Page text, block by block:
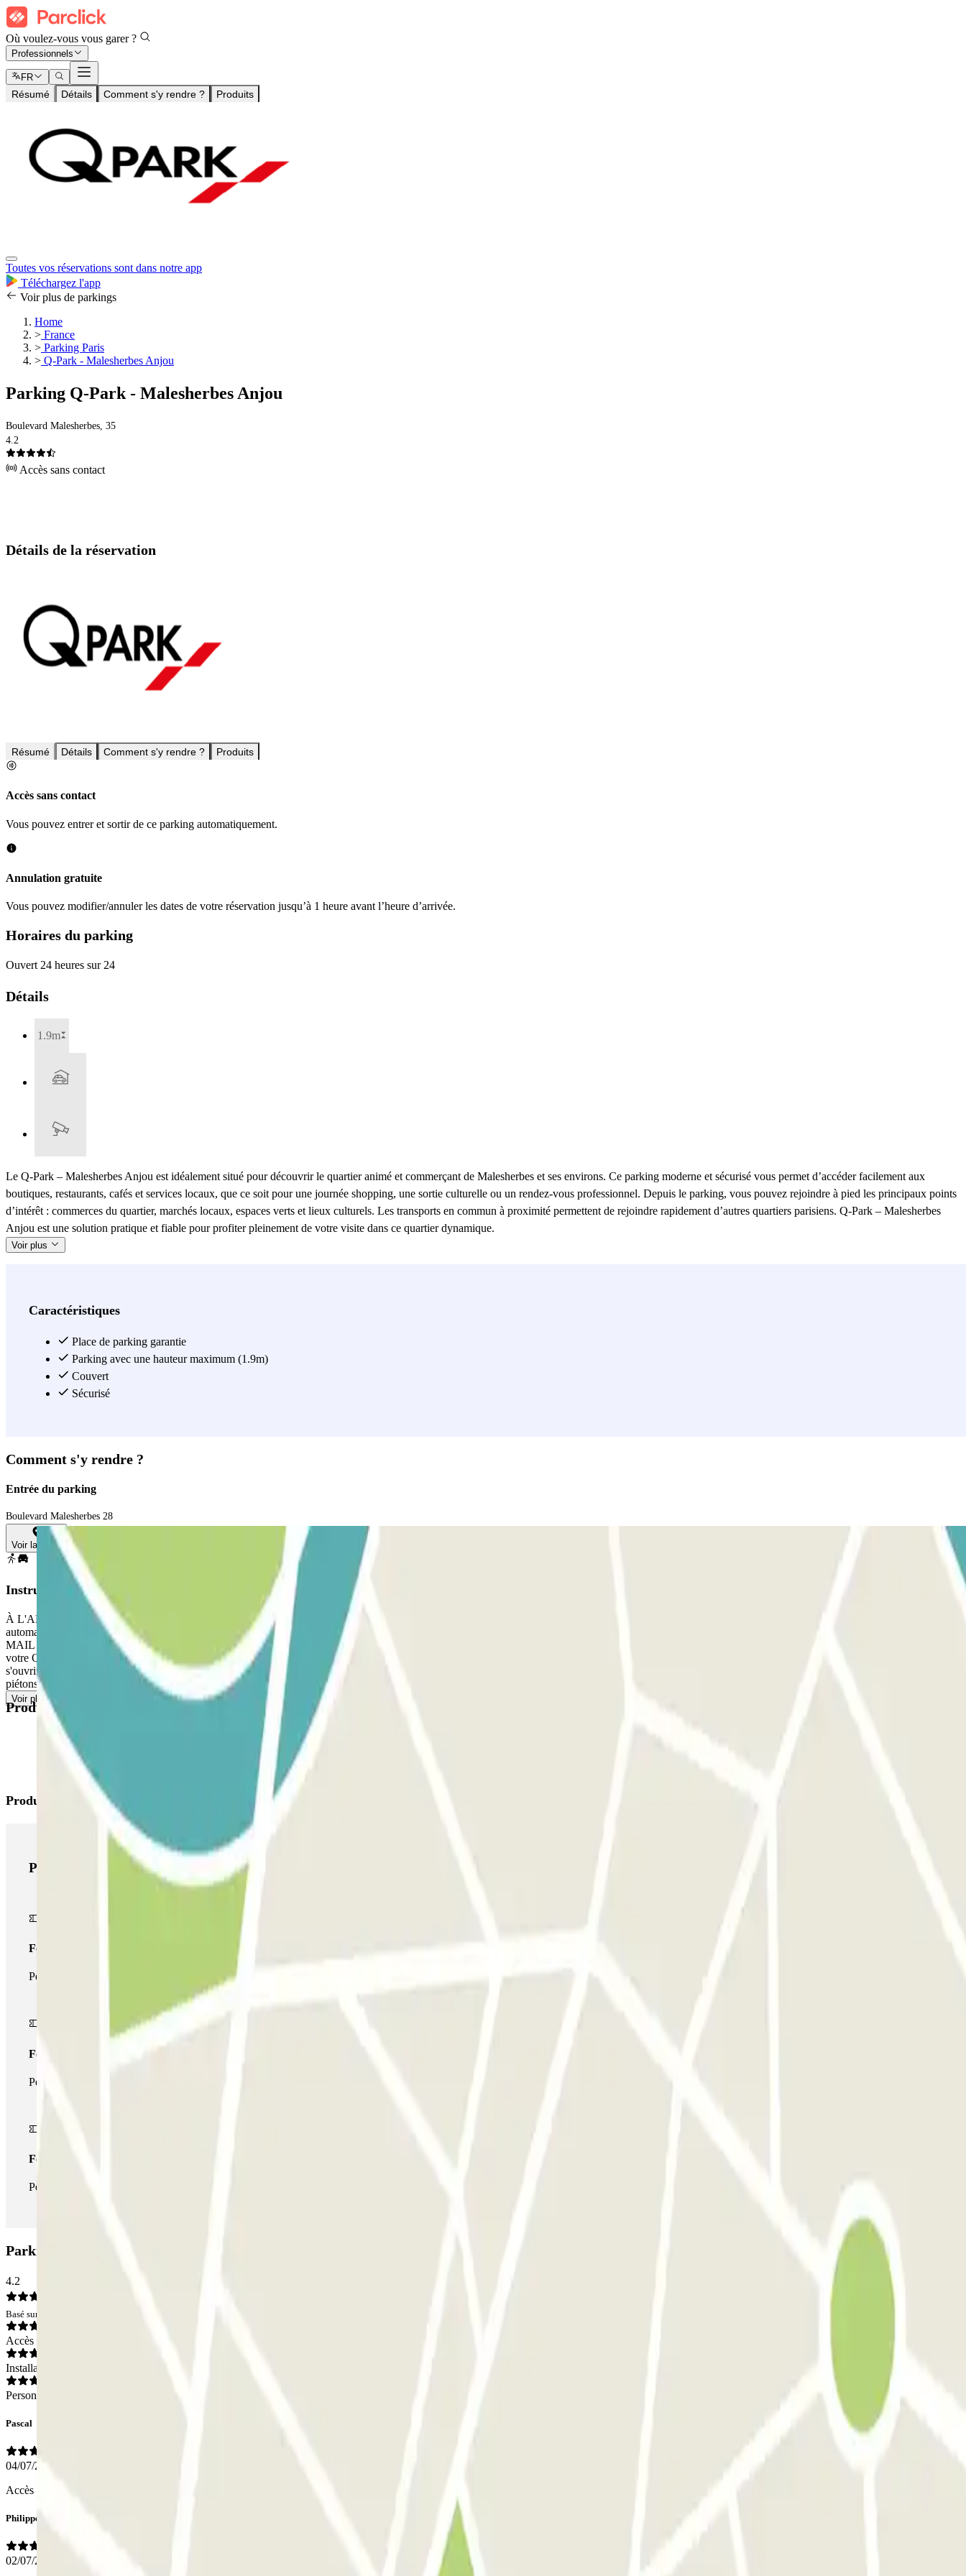
Où voulez-vous vous garer ?
Professionnels
FR
Résumé Détails Comment s'y rendre ? Produits
Toutes vos réservations sont dans notre app
Téléchargez l'app
Voir plus de parkings
Home
> France
> Parking Paris
> Q-Park - Malesherbes Anjou
Parking Q-Park - Malesherbes Anjou
Boulevard Malesherbes, 35
4.2
Accès sans contact
Détails de la réservation
Résumé Détails Comment s'y rendre ? Produits
Accès sans contact
Vous pouvez entrer et sortir de ce parking automatiquement.
Annulation gratuite
Vous pouvez modifier/annuler les dates de votre réservation jusqu’à 1 heure avant l’heure d’arrivée.
Horaires du parking
Ouvert 24 heures sur 24
Détails
1.9m
Le Q-Park – Malesherbes Anjou est idéalement situé pour découvrir le quartier animé et commerçant de Malesherbes et ses environs. Ce parking moderne et sécurisé vous permet d’accéder facilement aux
boutiques, restaurants, cafés et services locaux, que ce soit pour une journée shopping, une sortie culturelle ou un rendez-vous professionnel. Depuis le parking, vous pouvez rejoindre à pied les principaux points
d’intérêt : commerces du quartier, marchés locaux, espaces verts et lieux culturels. Les transports en commun à proximité permettent de rejoindre rapidement d’autres quartiers parisiens. Q-Park – Malesherbes
Anjou est une solution pratique et fiable pour profiter pleinement de votre visite dans ce quartier dynamique.
Voir plus
Caractéristiques
Place de parking garantie
Parking avec une hauteur maximum (1.9m)
Couvert
Sécurisé
Comment s'y rendre ?
Entrée du parking
Boulevard Malesherbes 28
Voir la carte
Instructions
À L'ARRIVÉE : Entrez dans le parking. POUR OUVRIR LA BARRIÈRE : Approchez-vous de la barrière. Le lecteur de plaque d'immatriculation reconnaîtra votre véhicule, et la barrière s'ouvrira
automatiquement sans que vous ayez à appuyer sur le bouton. Garez-vous sur n'importe quelle place disponible. SI LA BARRIÈRE NE S'OUVRE PAS : UTILISEZ LE CODE QR REÇU DANS VOTRE
MAIL DE CONFIRMATION : Si le lecteur ne reconnaît pas votre plaque d'immatriculation, approchez le code QR du lecteur. Si cela ne fonctionne toujours pas, appelez directement à l'interphone. Chargez
votre QR code en avance, en fonction de la couverture réseau, dans le parking. POUR SORTIR : Approchez-vous de la barrière. Le lecteur de plaque d'immatriculation reconnaîtra votre véhicule, et la barrière
s'ouvrira automatiquement sans avoir à appuyer sur aucun bouton. Si la lecture de plaque ne fonctionne pas, scannez le QR code à la borne de sortie. ACCÈS PIÉTONS : si le parking dispose d´un accès
piétons, ouvrez la porte ou la barrière avec le code ou le QR CODE disponible dans votre réservation. La réservation permet toujours des entrées et sorties multiples.
Voir plus
Produits disponibles
Produits Parclick
Produits Parclick
Forfait Simple
Pendant votre séjour, vous ne pourrez entrer et sortir du parking qu'une seule fois
Forfait de stationnement multiple
Pendant votre séjour, vous pouvez utiliser l'ensemble du réseau de parkings de cet opérateur disponible sur Parclick.
Forfait illimité
Pendant votre séjour, vous pouvez entrer et sortir du parking aussi souvent que vous le souhaitez.
Parking Q-Park - Malesherbes Anjou: Avis
4.2
Basé sur 8 avis
Accès
Installations
Personnel
Pascal
04/07/2026
Accès facile, bien indiqué, et suffisamment large. Bien éclairé. Panne d'ascenseur.
Philippe
02/07/2026